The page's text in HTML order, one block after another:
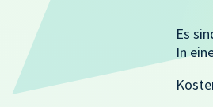
Es
In